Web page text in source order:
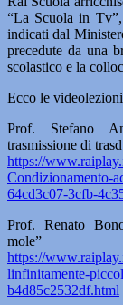
“La Scuola in Tv”,
indicati dal
precedute da una
scolastico e la
Ecco le
Prof. Stefano
trasmissione di
https://
Condizionamento-
64cd3c07-3cfb-
Prof. Renato
mole”
https://
linfinitamente-
b4d85c2532df.html